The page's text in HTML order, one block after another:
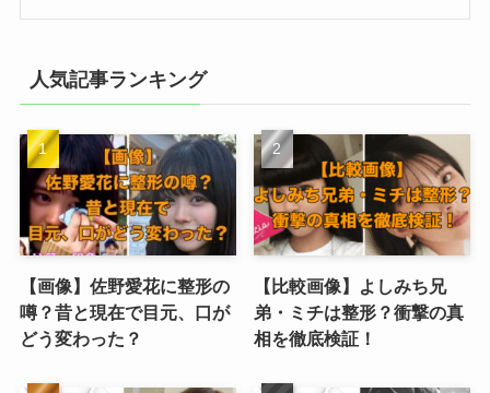
人気記事ランキング
【画像】佐野愛花に整形の
噂？昔と現在で目元、口が
どう変わった？
【比較画像】よしみち兄
弟・ミチは整形？衝撃の真
相を徹底検証！